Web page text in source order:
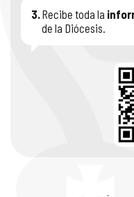
3.Recibe toda la
de la Diócesis.